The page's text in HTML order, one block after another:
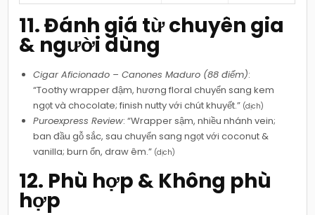
11. Đánh giá từ chuyên gia
& người dùng
Cigar Aficionado – Canones Maduro (88 điểm):
“Toothy wrapper đậm, hương floral chuyển sang kem
ngọt và chocolate; finish nutty với chút khuyết.” (dịch)
Puroexpress Review: “Wrapper sậm, nhiều nhánh vein;
ban đầu gỗ sắc, sau chuyển sang ngọt với coconut &
vanilla; burn ổn, draw êm.” (dịch)
12. Phù hợp & Không phù
hợp